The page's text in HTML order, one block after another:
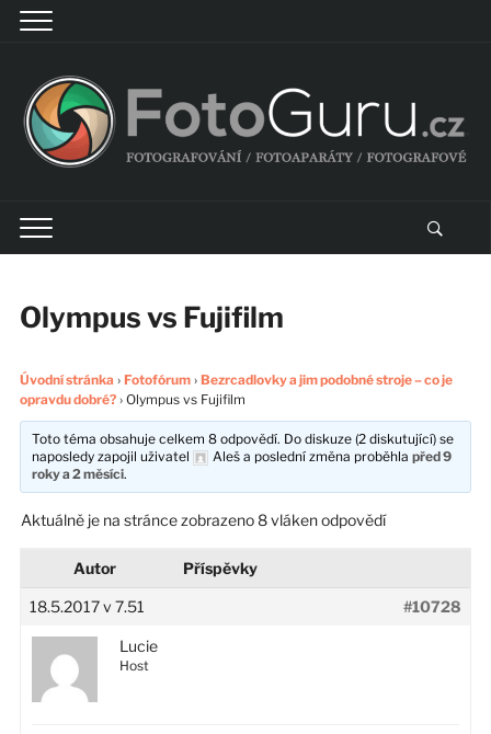
Olympus vs Fujifilm
Úvodní stránka › Fotofórum › Bezrcadlovky a jim podobné stroje – co je
opravdu dobré? › Olympus vs Fujifilm
Toto téma obsahuje celkem 8 odpovědí. Do diskuze (2 diskutující) se
naposledy zapojil uživatel
Aleš a poslední změna proběhlapřed 9
roky a 2 měsíci.
Aktuálně je na stránce zobrazeno 8 vláken odpovědí
Autor Příspěvky
18.5.2017 v 7.51 #10728
Lucie
Host